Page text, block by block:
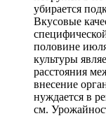
убирается
Вкусовые
половине
культуры
расстояния
внесение
нуждается в
см.